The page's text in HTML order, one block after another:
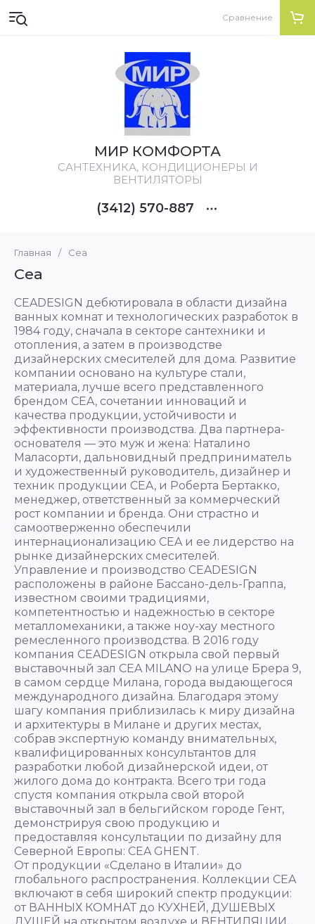
МИР КОМФОРТА
CАНТЕХНИКА, КОНДИЦИОНЕРЫ И
ВЕНТИЛЯТОРЫ
(3412) 570-887
Сравнение
Главная / Cea
Cea
CEADESIGN дебютировала в области дизайна
ванных комнат и технологических разработок в
1984 году, сначала в секторе сантехники и
отопления, а затем в производстве
дизайнерских смесителей для дома. Развитие
компании основано на культуре стали,
материала, лучше всего представленного
брендом CEA, сочетании инноваций и
качества продукции, устойчивости и
эффективности производства. Два партнера-
основателя — это муж и жена: Наталино
Маласорти, дальновидный предприниматель
и художественный руководитель, дизайнер и
техник продукции CEA, и Роберта Бертакко,
менеджер, ответственный за коммерческий
рост компании и бренда. Они страстно и
самоотверженно обеспечили
интернационализацию CEA и ее лидерство на
рынке дизайнерских смесителей.
Управление и производство CEADESIGN
расположены в районе Бассано-дель-Граппа,
известном своими традициями,
компетентностью и надежностью в секторе
металломеханики, а также ноу-хау местного
ремесленного производства. В 2016 году
компания CEADESIGN открыла свой первый
выставочный зал CEA MILANO на улице Брера 9,
в самом сердце Милана, города выдающегося
международного дизайна. Благодаря этому
шагу компания приблизилась к миру дизайна
и архитектуры в Милане и других местах,
собрав экспертную команду внимательных,
квалифицированных консультантов для
разработки любой дизайнерской идеи, от
жилого дома до контракта. Всего три года
спустя компания открыла свой второй
выставочный зал в бельгийском городе Гент,
демонстрируя свою продукцию и
предоставляя консультации по дизайну для
Северной Европы: CEA GHENT.
От продукции «Сделано в Италии» до
глобального распространения. Коллекции CEA
включают в себя широкий спектр продукции:
от ВАННЫХ КОМНАТ до КУХНЕЙ, ДУШЕВЫХ